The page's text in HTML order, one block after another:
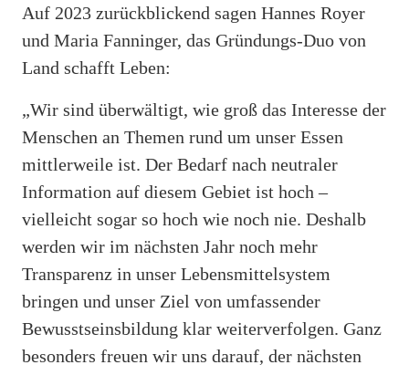
Auf 2023 zurückblickend sagen Hannes Royer
und Maria Fanninger, das Gründungs-Duo von
Land schafft Leben:
„Wir sind überwältigt, wie groß das Interesse der
Menschen an Themen rund um unser Essen
mittlerweile ist. Der Bedarf nach neutraler
Information auf diesem Gebiet ist hoch –
vielleicht sogar so hoch wie noch nie. Deshalb
werden wir im nächsten Jahr noch mehr
Transparenz in unser Lebensmittelsystem
bringen und unser Ziel von umfassender
Bewusstseinsbildung klar weiterverfolgen. Ganz
besonders freuen wir uns darauf, der nächsten